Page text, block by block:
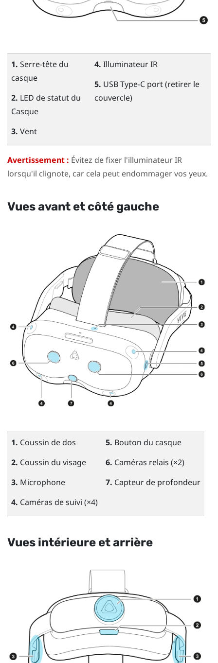
1. Serre-tête du
casque
2. LED de statut du
Casque
3. Vent
4. Illuminateur IR
5. USB Type-C port (retirer le
couvercle)
Avertissement : Évitez de fixer l'illuminateur IR
lorsqu'il clignote, car cela peut endommager vos yeux.
Vues avant et côté gauche
1. Coussin de dos
2. Coussin du visage
3. Microphone
4. Caméras de suivi (×4)
5. Bouton du casque
6. Caméras relais (×2)
7. Capteur de profondeur
Vues intérieure et arrière